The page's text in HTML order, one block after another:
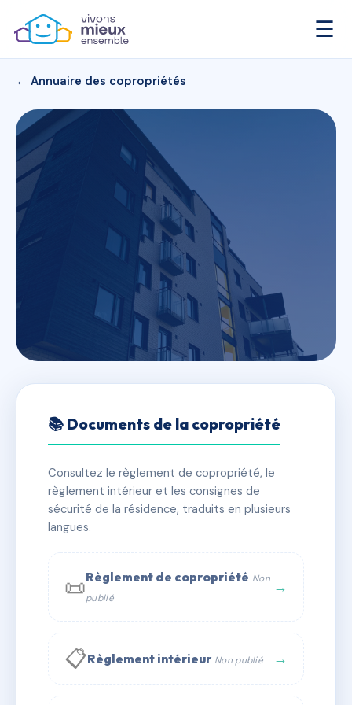
☰
← Annuaire des copropriétés
residence l'HOTELLERIE
SARTHE
✓ Immatriculée 🏠 29 lots 🏗 1 bâtiment(s)
✉ Email
📚 Documents de la copropriété
Consultez le règlement de copropriété, le
règlement intérieur et les consignes de
sécurité de la résidence, traduits en plusieurs
langues.
📜Règlement de copropriété Non
publié
→
📋Règlement intérieur Non publié →